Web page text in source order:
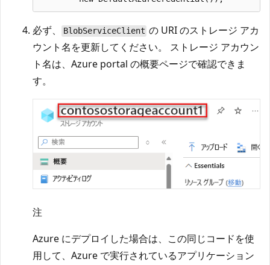
必ず、 BlobServiceClient の URI のストレージ アカ
ウント名を更新してください。 ストレージ アカウン
ト名は、Azure portal の概要ページで確認できま
す。
注
Azure にデプロイした場合は、この同じコードを使
用して、Azure で実行されているアプリケーション